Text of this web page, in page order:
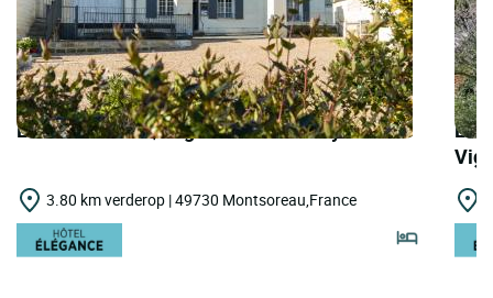
LOGIS HOTELS | Logis Hôtel le Bussy
3.80 km verderop | 49730 Montsoreau,France